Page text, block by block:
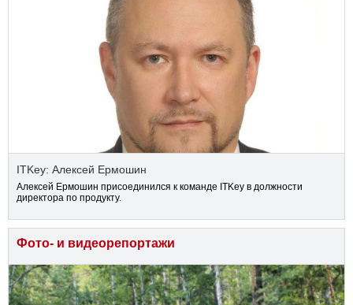
ITKey: Алексей Ермошин
Алексей Ермошин присоединился к команде ITKey в должности
директора по продукту.
Фото- и видеорепортажи